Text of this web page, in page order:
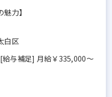
魅力】
白区
給与補足] 月給￥335,000～